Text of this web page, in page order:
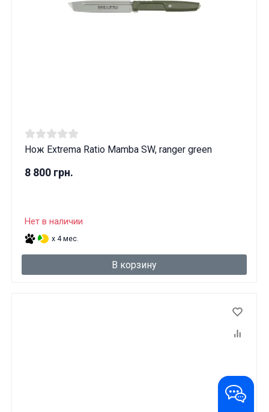
Нож Extrema Ratio Mamba SW, ranger green
8 800 грн.
Нет в наличии
x 4 мес.
В корзину